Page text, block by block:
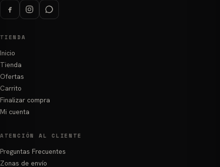
TIENDA
Inicio
Tienda
Ofertas
Carrito
Finalizar compra
Mi cuenta
ATENCIÓN AL CLIENTE
Preguntas Frecuentes
Zonas de envío